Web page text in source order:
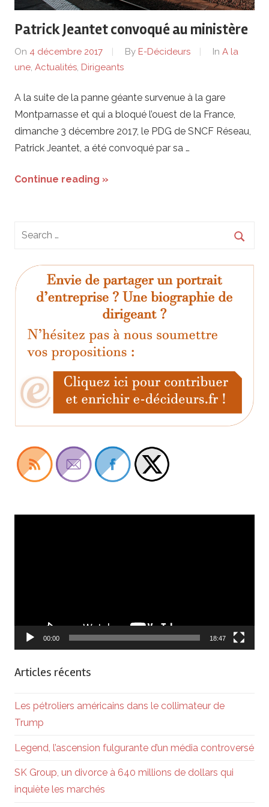
de
lentreprise
et
ses
dirigeants
Patrick Jeantet convoqué au ministère
On 4 décembre 2017 By E-Décideurs In A la
une, Actualités, Dirigeants
A la suite de la panne géante survenue à la gare
Montparnasse et qui a bloqué l’ouest de la France,
dimanche 3 décembre 2017, le PDG de SNCF Réseau,
Patrick Jeantet, a été convoqué par sa …
Continue reading »
00:00 18:47
Articles récents
Les pétroliers américains dans le collimateur de
Trump
Legend, l’ascension fulgurante d’un média controversé
SK Group, un divorce à 640 millions de dollars qui
inquiète les marchés